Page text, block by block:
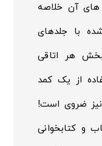
های آن خلاصه
با جلدهای
بخش هر اتاقی
از یک کمد
ضروی است!
و کتابخوانی